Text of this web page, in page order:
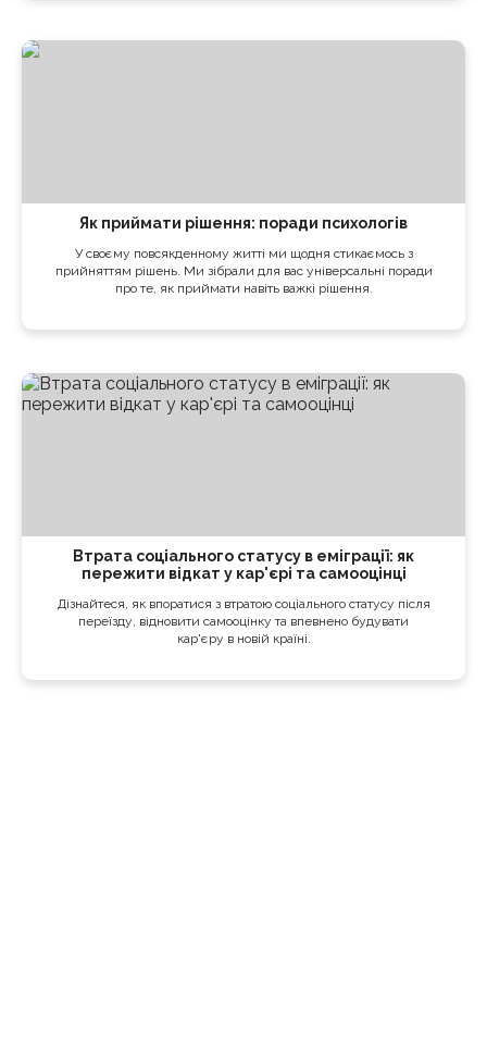
Як приймати рішення: поради психологів
У своєму повсякденному житті ми щодня стикаємось з
прийняттям рішень. Ми зібрали для вас універсальні поради
про те, як приймати навіть важкі рішення.
Втрата соціального статусу в еміграції: як
пережити відкат у кар'єрі та самооцінці
Дізнайтеся, як впоратися з втратою соціального статусу після
переїзду, відновити самооцінку та впевнено будувати
кар'єру в новій країні.